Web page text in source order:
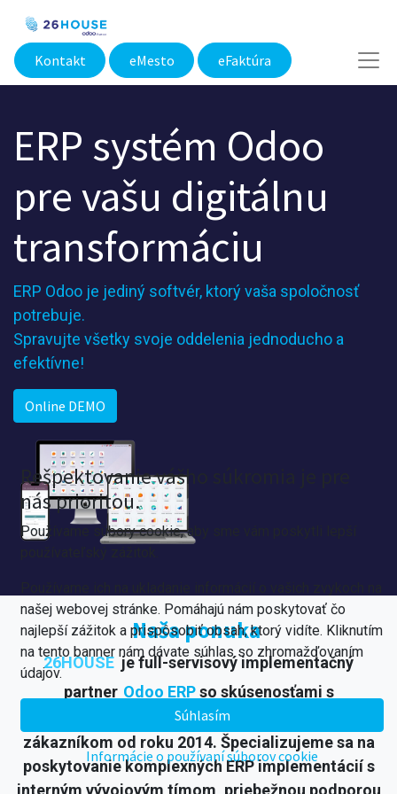
Kontakt eMesto​ eFaktúra
ERP systém Odoo
pre vašu digitálnu
transformáciu
ERP Odoo je jediný softvér, ktorý vaša spoločnosť
potrebuje.
Spravujte všetky svoje oddelenia jednoducho a
efektívne!
Online DEMO
Naša ponuka
26HOUSE je full-servisový implementačný
partner Odoo ERP so skúsenosťami s
poskytovaním inovatívnych riešení našim
zákazníkom od roku 2014. Špecializujeme sa na
poskytovanie komplexných ERP implementácií s
interným vývojovým tímom, priebežnou podporou
Rešpektovanie vášho súkromia je pre
nás prioritou.
Používame súbory cookie, aby sme vám poskytli lepší
našej webovej stránke. Pomáhajú nám poskytovať čo
najlepší zážitok a prispôsobiť obsah, ktorý vidíte. Kliknutím
na tento banner nám dávate súhlas so zhromažďovaním
údajov.
Súhlasím
Informácie o používaní súborov cookie